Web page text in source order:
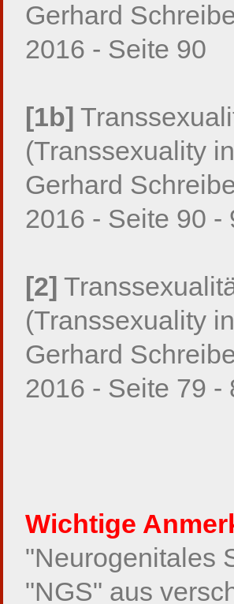
Gerhard
2016 - Seite 90
[1b]
(Transsexuality
Gerhard
2016 - Seite 90 -
[2]
(Transsexuality
Gerhard
2016 - Seite 79 -
Wichtige
"Neurogenitales
"NGS" aus